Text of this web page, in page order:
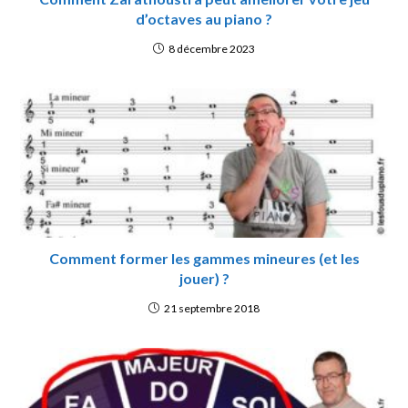
d’octaves au piano ?
8 décembre 2023
Comment former les gammes mineures (et les
jouer) ?
21 septembre 2018